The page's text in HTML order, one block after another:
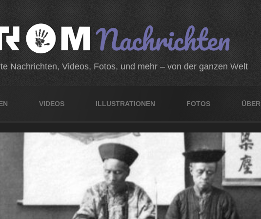
Nachrichten, Videos, Fotos, und mehr – von der ganzen Welt
VIDEOS ILLUSTRATIONEN FOTOS ÜBER